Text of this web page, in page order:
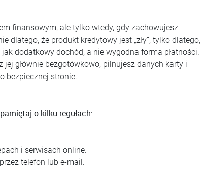
finansowym, ale tylko wtedy, gdy zachowujesz
dlatego, że produkt kredytowy jest „zły”, tylko dlatego,
dodatkowy dochód, a nie wygodna forma płatności.
głównie bezgotówkowo, pilnujesz danych karty i
bezpiecznej stronie.
o kilku regułach:
i serwisach online.
telefon lub e-mail.